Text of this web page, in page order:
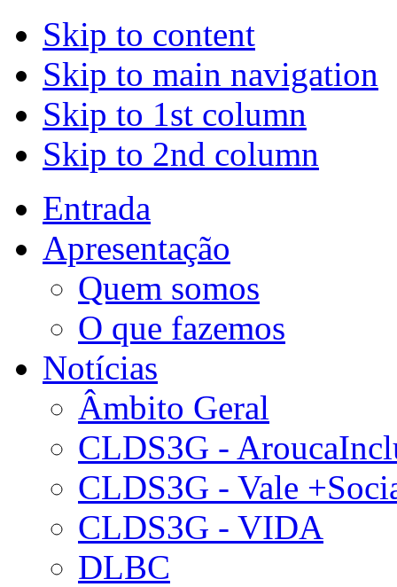
Skip to content
Skip to main navigation
Skip to 1st column
Skip to 2nd column
Entrada
Apresentação
Quem somos
O que fazemos
Notícias
Âmbito Geral
CLDS3G -
CLDS3G - Vale
CLDS3G - VIDA
DLBC